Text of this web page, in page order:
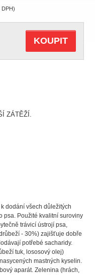
ZÁTĚŽÍ.
DPH)
KOUPIT
dodání všech důležitých
psa. Použité kvalitní suroviny
trávicí ústrojí psa,
- 30%) zajišťuje dobře
potřebé sacharidy.
tuk, lososový olej)
mastných kyselin.
aparát. Zelenina (hrách,